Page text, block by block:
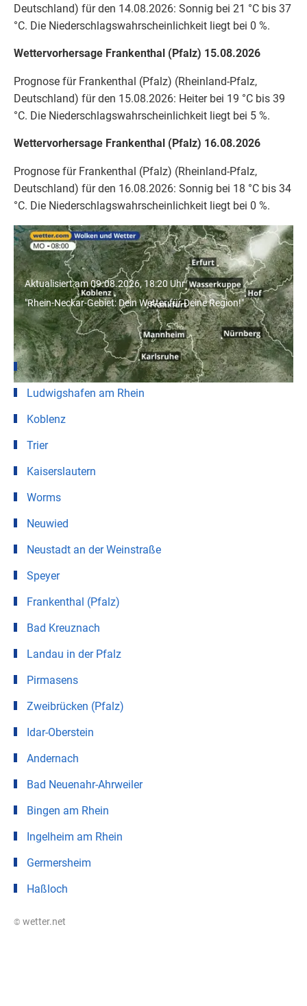
Deutschland) für den 14.08.2026: Sonnig bei 21 °C bis 37
°C. Die Niederschlagswahrscheinlichkeit liegt bei 0 %.
Wettervorhersage Frankenthal (Pfalz) 15.08.2026
Prognose für Frankenthal (Pfalz) (Rheinland-Pfalz,
Deutschland) für den 15.08.2026: Heiter bei 19 °C bis 39
°C. Die Niederschlagswahrscheinlichkeit liegt bei 5 %.
Wettervorhersage Frankenthal (Pfalz) 16.08.2026
Prognose für Frankenthal (Pfalz) (Rheinland-Pfalz,
Deutschland) für den 16.08.2026: Sonnig bei 18 °C bis 34
°C. Die Niederschlagswahrscheinlichkeit liegt bei 0 %.
"Rhein-Neckar-Gebiet: Dein Wetter für
Deine Region!"
Aktualisiert am 09.08.2026, 18:20 Uhr
"Rhein-Neckar-Gebiet: Dein Wetter für Deine Region!"
Wetter für Städte in Rheinland-Pfalz
Mainz
Ludwigshafen am Rhein
Koblenz
Trier
Kaiserslautern
Worms
Neuwied
Neustadt an der Weinstraße
Speyer
Frankenthal (Pfalz)
Bad Kreuznach
Landau in der Pfalz
Pirmasens
Zweibrücken (Pfalz)
Idar-Oberstein
Andernach
Bad Neuenahr-Ahrweiler
Bingen am Rhein
Ingelheim am Rhein
Germersheim
Haßloch
© wetter.net